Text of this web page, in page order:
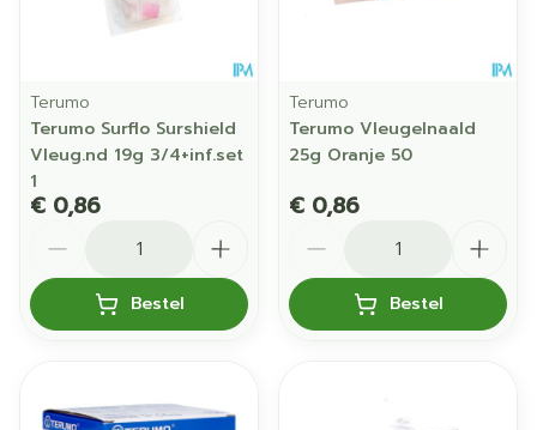
Terumo
Terumo Surflo Surshield
Vleug.nd 19g 3/4+inf.set
1
€ 0,86
Bestel
Terumo
Terumo Vleugelnaald
25g Oranje 50
€ 0,86
Bestel